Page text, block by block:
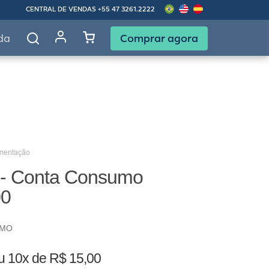
CENTRAL DE VENDAS +55 47 3261.2222
Comprar agora
Conta Consumo
10x de R$ 15,00